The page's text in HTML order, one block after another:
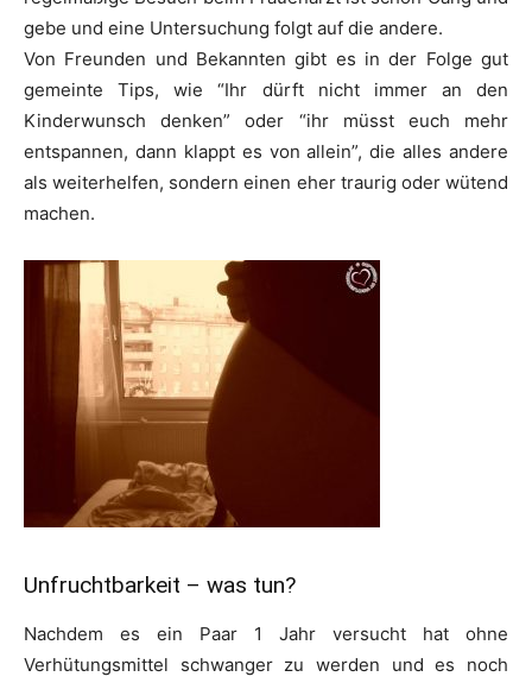
gebe und eine Untersuchung folgt auf die andere.
Von Freunden und Bekannten gibt es in der Folge gut
gemeinte Tips, wie “Ihr dürft nicht immer an den
Kinderwunsch denken” oder “ihr müsst euch mehr
entspannen, dann klappt es von allein”, die alles andere
als weiterhelfen, sondern einen eher traurig oder wütend
machen.
Unfruchtbarkeit – was tun?
Nachdem es ein Paar 1 Jahr versucht hat ohne
Verhütungsmittel schwanger zu werden und es noch